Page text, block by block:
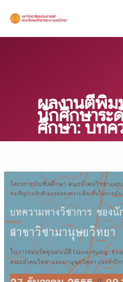
ผลงานตีพิม
นักศึกษาร
ศึกษา: บทค
การนำ
เสนอ
ทาง
วิชาการ
ของ
นักศึกษา
ปริญญา
เอก